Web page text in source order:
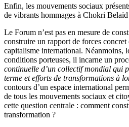
Enfin, les mouvements sociaux
de vibrants hommages à Chokri
Le Forum n’est pas en mesure de
construire un rapport de forces concret
capitalisme international. Néanmoins,
conditions porteuses, il incarne un
continuelle d’un collectif mondial qui
terme et efforts de transformations à
contours d’un espace international
de tous les mouvements sociaux et
cette question centrale : comment
transformation ?